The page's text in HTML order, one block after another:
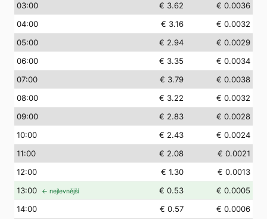
03:00 € 3.62
€ 0.0036
04:00 € 3.16
€ 0.0032
05:00 € 2.94
€ 0.0029
06:00 € 3.35
€ 0.0034
07:00 € 3.79
€ 0.0038
08:00 € 3.22
€ 0.0032
09:00 € 2.83
€ 0.0028
10:00 € 2.43
€ 0.0024
11:00 € 2.08
€ 0.0021
12:00 € 1.30
€ 0.0013
13:00 ← nejlevnější € 0.53
€ 0.0005
14:00 € 0.57
€ 0.0006